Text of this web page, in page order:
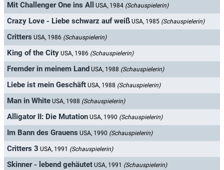
Mit Challenger One ins All USA, 1984 (Schauspielerin)
Crazy Love - Liebe schwarz auf weiß USA, 1985 (Schauspielerin)
Critters USA, 1986 (Schauspielerin)
King of the City USA, 1986 (Schauspielerin)
Fremder in meinem Land USA, 1988 (Schauspielerin)
Liebe ist mein Geschäft USA, 1988 (Schauspielerin)
Man in White USA, 1988 (Schauspielerin)
Alligator II: Die Mutation USA, 1990 (Schauspielerin)
Im Bann des Grauens USA, 1990 (Schauspielerin)
Critters 3 USA, 1991 (Schauspielerin)
Skinner - lebend gehäutet USA, 1991 (Schauspielerin)